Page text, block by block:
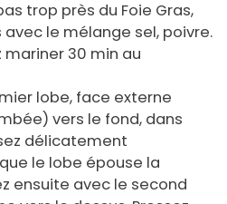
trop près du Foie Gras,
le mélange sel, poivre.
mariner 30 min au
lobe, face externe
vers le fond, dans
délicatement
le lobe épouse la
ensuite avec le second